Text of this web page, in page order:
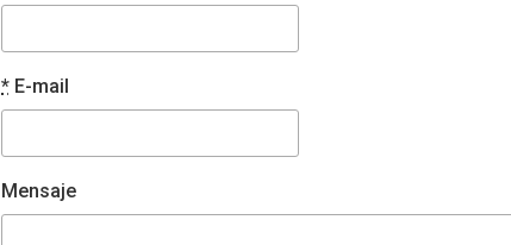
* E-mail
Mensaje